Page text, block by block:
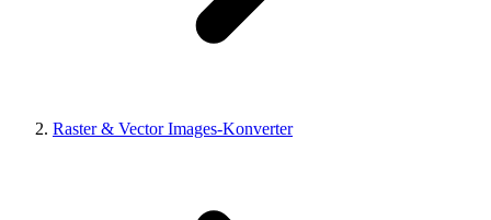
Raster & Vector Images-Konverter